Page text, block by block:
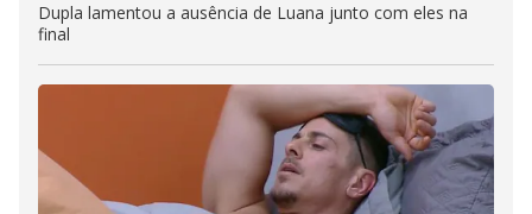
Dupla lamentou a ausência de Luana junto com eles na
final